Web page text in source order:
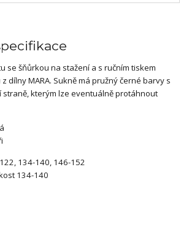
se šňůrkou na stažení a s ručním tiskem
dílny MARA. Sukně má pružný černé barvy s
kterým lze eventuálně protáhnout
134-140, 146-152
134-140